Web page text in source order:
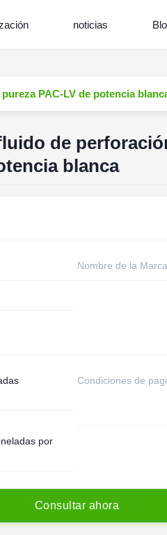
noticias
PAC-LV de potencia
de
blanca
Nombre de la
Condiciones de
por
Consu tar ahora